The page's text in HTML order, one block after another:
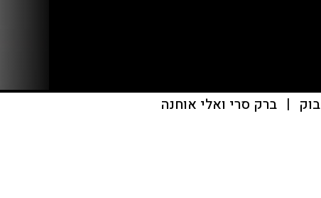
| ברק סרי ואלי אוחנה